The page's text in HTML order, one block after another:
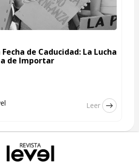
de Caducidad: La Lucha
de Importar
Leer